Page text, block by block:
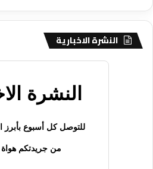
النشرة الاخبارية
النشرة
للتوصل كل أسبوع بأبرز
من جريدتكم